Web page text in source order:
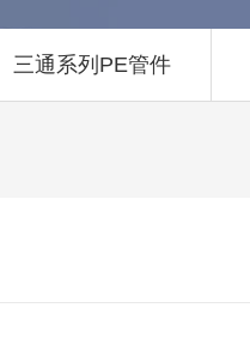
三通系列PE管件